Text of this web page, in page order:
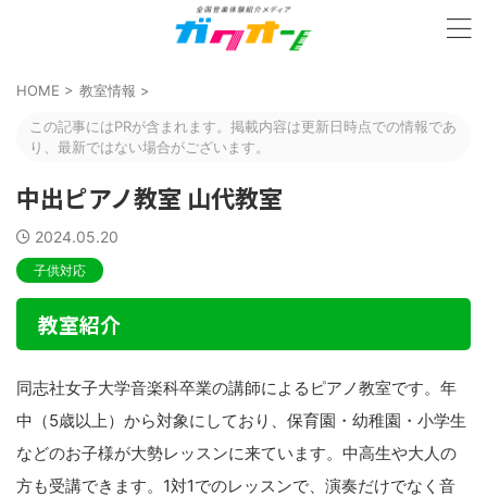
HOME > 教室情報 >
この記事にはPRが含まれます。掲載内容は更新日時点での情報であ
り、最新ではない場合がございます。
中出ピアノ教室 山代教室
2024.05.20
子供対応
教室紹介
同志社女子大学音楽科卒業の講師によるピアノ教室です。年
中（5歳以上）から対象にしており、保育園・幼稚園・小学生
などのお子様が大勢レッスンに来ています。中高生や大人の
方も受講できます。1対1でのレッスンで、演奏だけでなく音